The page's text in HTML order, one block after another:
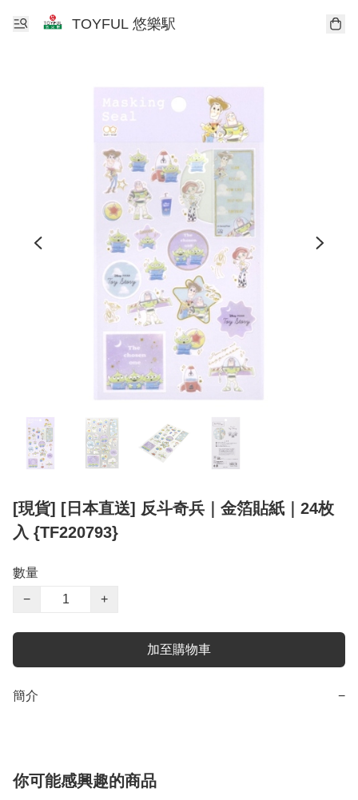
TOYFUL 悠樂駅
[現貨] [日本直送] 反斗奇兵｜金箔貼紙｜24枚
入 {TF220793}
數量
−
+
加至購物車
簡介 −
你可能感興趣的商品